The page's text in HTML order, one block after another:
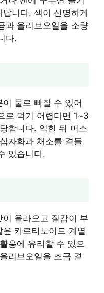
니다. 색이 선명하게
과 올리브오일을 소량
다.
물로 빠질 수 있어
로 먹기 어렵다면 1~3
합니다. 익힌 뒤 머스
자화과 채소를 곁들
있습니다.
올라오고 질감이 부
카로티노이드 계열
용에 유리할 수 있으
리브오일을 조금 곁